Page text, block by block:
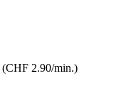
(CHF 2.90/min.)